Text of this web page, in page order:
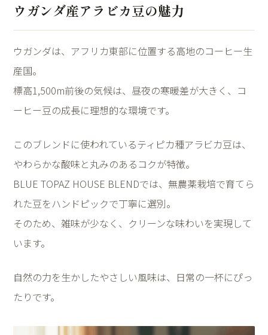
ウガンダ産アラビカ豆の魅力
ウガンダは、アフリカ東部に位置する高地のコーヒー生
産国。
標高1,500m前後の気候は、昼夜の寒暖差が大きく、コ
ーヒー豆の成長に理想的な環境です。
このブレンドに使われているティピカ種アラビカ豆は、
やわらかな酸味と丸みのあるコクが特徴。
BLUE TOPAZ HOUSE BLENDでは、無農薬栽培で育てら
れた豆をハンドピックで丁寧に選別。
そのため、雑味が少なく、クリーンな味わいを実現して
います。
自然の力を生かしたやさしい風味は、日常の一杯にぴっ
たりです。